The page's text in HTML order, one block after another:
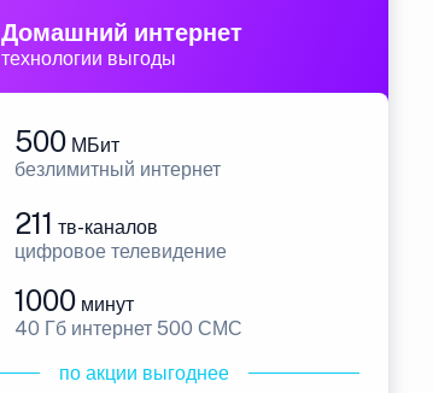
Домашний интернет
технологии выгоды
500 МБит
безлимитный интернет
211 тв-каналов
цифровое телевидение
1000 минут
40 Гб интернет 500 СМС
по акции выгоднее